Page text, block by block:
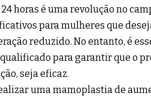
horas é uma revolução no
para mulheres que
reduzido. No entanto, é
para garantir que o
seja eficaz.
uma mamoplastia de